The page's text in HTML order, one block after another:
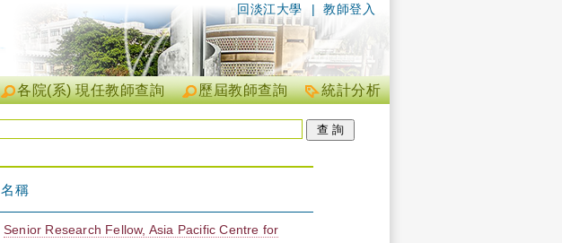
| 教師登入
回淡江大學
統計分析
歷屆教師查詢
各院(系) 現任教師查詢
名稱
Senior Research Fellow, Asia Pacific Centre for